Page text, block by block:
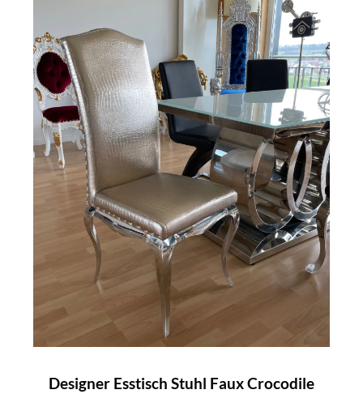
Designer Esstisch Stuhl Faux Crocodile